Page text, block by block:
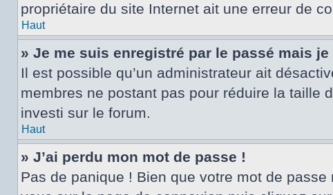
propriétaire du site Internet ait une erreur de
Haut
» Je me suis enregistré par le passé mais
Il est possible qu’un administrateur ait
membres ne postant pas pour réduire la taille
investi sur le forum.
Haut
» J’ai perdu mon mot de passe !
Pas de panique ! Bien que votre mot de